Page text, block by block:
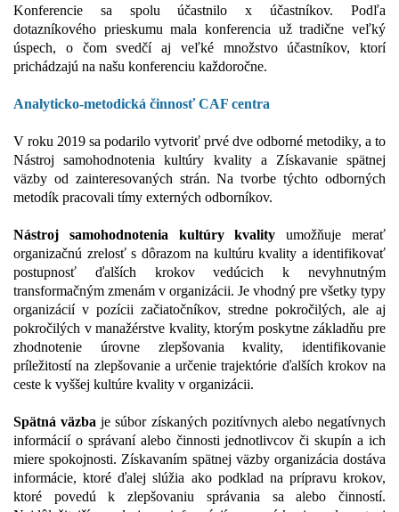
Konferencie sa spolu účastnilo x účastníkov. Podľa
dotazníkového prieskumu mala konferencia už tradične veľký
úspech, o čom svedčí aj veľké množstvo účastníkov, ktorí
prichádzajú na našu konferenciu každoročne.
Analyticko-metodická činnosť CAF centra
V roku 2019 sa podarilo vytvoriť prvé dve odborné metodiky, a to
Nástroj samohodnotenia kultúry kvality a Získavanie spätnej
väzby od zainteresovaných strán. Na tvorbe týchto odborných
metodík pracovali tímy externých odborníkov.
Nástroj samohodnotenia kultúry kvality umožňuje merať
organizačnú zrelosť s dôrazom na kultúru kvality a identifikovať
postupnosť ďalších krokov vedúcich k nevyhnutným
transformačným zmenám v organizácii. Je vhodný pre všetky typy
organizácií v pozícii začiatočníkov, stredne pokročilých, ale aj
pokročilých v manažérstve kvality, ktorým poskytne základňu pre
zhodnotenie úrovne zlepšovania kvality, identifikovanie
príležitostí na zlepšovanie a určenie trajektórie ďalších krokov na
ceste k vyššej kultúre kvality v organizácii.
Spätná väzba je súbor získaných pozitívnych alebo negatívnych
informácií o správaní alebo činnosti jednotlivcov či skupín a ich
miere spokojnosti. Získavaním spätnej väzby organizácia dostáva
informácie, ktoré ďalej slúžia ako podklad na prípravu krokov,
ktoré povedú k zlepšovaniu správania sa alebo činností.